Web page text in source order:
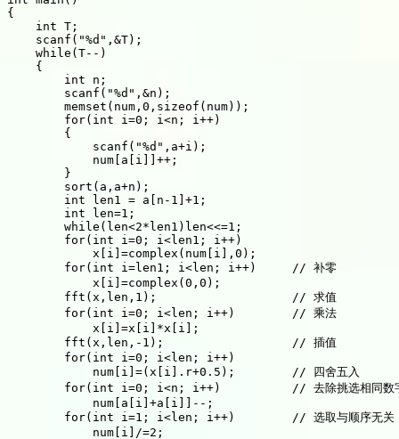
{
int T ;
scanf ( "%d" , &T) ;
while ( T-- )
{
int n ;
scanf ( "%d" , &n ) ;
memset ( num , 0 , sizeof ( num) ) ;
for( int i=0 ; i<n ; i++)
{
scanf ( "%d" , a+i ) ;
            num
a i ++ ;
}
sort ( a , a+n ) ;
int len1 = a n -1 +1 ;
int len=1 ;
while ( len<2* len1 ) len<<=1 ;
for( int i=0 ; i<len1 ; i++)
            x
i =complex ( num i , 0 ) ;
for( int i=len1 ; i<len ; i++)
// 补零
            x
i =complex ( 0 , 0 ) ;
fft ( x , len , 1 ) ;
// 求值
for( int i=0 ; i<len ; i++)
// 乘法
            x
i =x i *x i
;
fft ( x , len , - 1 ) ;
// 插值
for( int i=0 ; i<len ; i++)
            num
i =( x i . r+0.5 ) ;
// 四舍五入
for( int i=0 ; i<n ; i++)
// 去除挑选相同数
            num
a i +a i -- ;
for( int i=1 ; i<len ; i++)
// 选取与顺序无关
            num
i /=2 ;